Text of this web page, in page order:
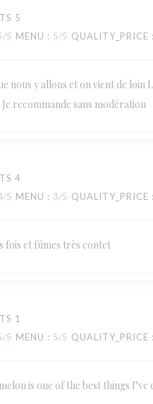
5
/5 MENU : 5/5 QUALITY_PRICE
nous y allons et on vient de loin
recommande sans modération
4
/5 MENU : 3/5 QUALITY_PRICE
fois et fûmes très contet
1
/5 MENU : 5/5 QUALITY_PRICE
is one of the best things I’ve